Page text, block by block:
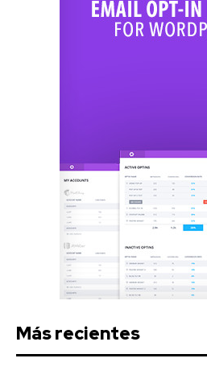
Más recientes